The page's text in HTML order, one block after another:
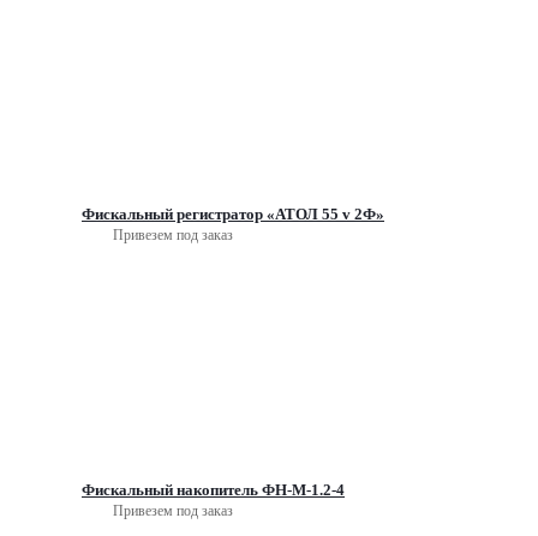
Фискальный регистратор «АТОЛ 55 v 2Ф»
Привезем под заказ
Фискальный накопитель ФН-М-1.2-4
Привезем под заказ